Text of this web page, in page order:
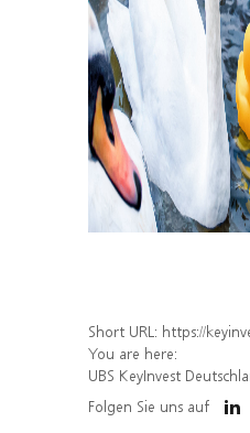
Short URL: https://keyinvest-
You are here:
UBS KeyInvest
Folgen Sie uns auf